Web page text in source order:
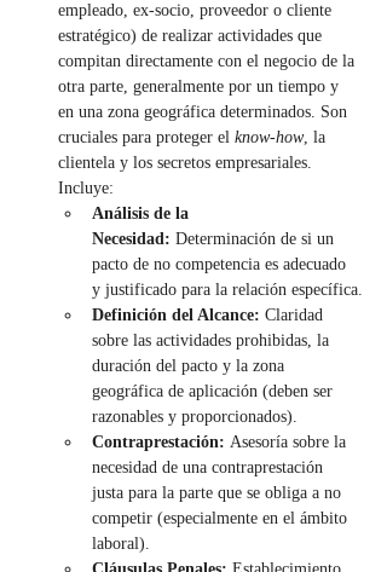
empleado, ex-socio, proveedor o cliente
estratégico) de realizar actividades que
compitan directamente con el negocio de la
otra parte, generalmente por un tiempo y
en una zona geográfica determinados. Son
cruciales para proteger el know-how, la
clientela y los secretos empresariales.
Incluye:
Análisis de la
Necesidad: Determinación de si un
pacto de no competencia es adecuado
y justificado para la relación específica.
Definición del Alcance: Claridad
sobre las actividades prohibidas, la
duración del pacto y la zona
geográfica de aplicación (deben ser
razonables y proporcionados).
Contraprestación: Asesoría sobre la
necesidad de una contraprestación
justa para la parte que se obliga a no
competir (especialmente en el ámbito
laboral).